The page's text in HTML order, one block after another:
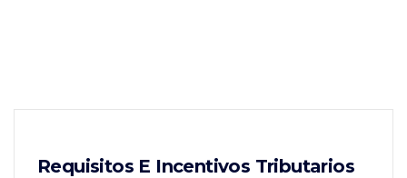
Requisitos E Incentivos Tributarios